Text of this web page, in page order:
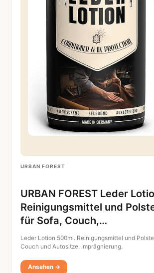
URBAN FOREST
URBAN FOREST Leder
Reinigungsmittel und
für Sofa, Couch,…
Leder Lotion 500ml. Reinigungsmittel und
Couch und Autositze. Imprägnierung.
Ansehen →